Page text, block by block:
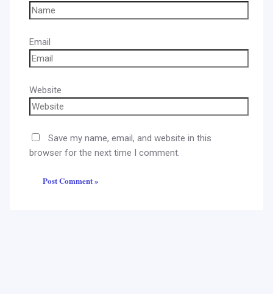
Email
Website
Save my name, email, and website in this
browser for the next time I comment.